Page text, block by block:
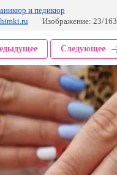
и педикюр
Изображение: 23/163
Следующее